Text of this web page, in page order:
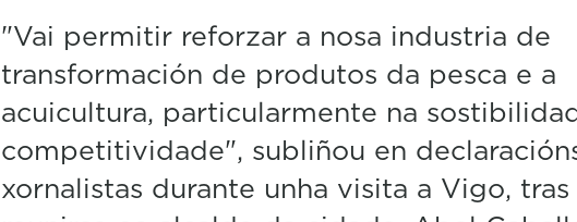
"Vai permitir reforzar a nosa industria de
transformación de produtos da pesca e a
acuicultura, particularmente na
competitividade", subliñou en
xornalistas durante unha visita a Vigo, tras